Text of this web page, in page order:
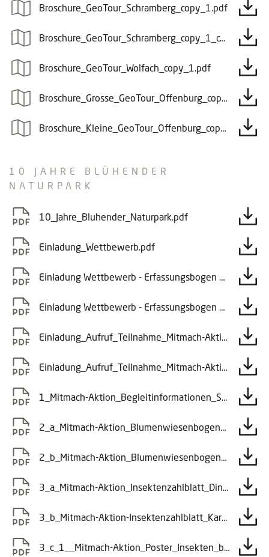
Broschure_GeoTour_Schramberg_copy_1.pdf
Broschure_GeoTour_Schramberg_copy_1_copy_1.pdf
Broschure_GeoTour_Wolfach_copy_1.pdf
Broschure_Grosse_GeoTour_Offenburg_copy_1.pdf
Broschure_Kleine_GeoTour_Offenburg_copy_1.pdf
10 JAHRE BLÜHENDER
NATURPARK
10_Jahre_Bluhender_Naturpark.pdf
Einladung_Wettbewerb.pdf
Einladung Wettbewerb - Erfassungsbogen Blumenwiese Teil 1
Einladung Wettbewerb - Erfassungsbogen Blumenwiese Teil 2
Einladung_Aufruf_Teilnahme_Mitmach-Aktion_2026_Schulen.pdf
Einladung_Aufruf_Teilnahme_Mitmach-Aktion_2026_Kindergarten.pdf
1_Mitmach-Aktion_Begleitinformationen_Schulen_und_Ki_ndergarten.pdf
2_a_Mitmach-Aktion_Blumenwiesenbogen_Kindergarte_n.pdf
2_b_Mitmach-Aktion_Blumenwiesenbogen_Schule.pdf
3_a_Mitmach-Aktion_Insektenzahlblatt_Din_A4_Kl_emmbrett.pdf
3_b_Mitmach-Aktion-Insektenzahlblatt_Kartchen.pd_f.pdf
3_c_1__Mitmach-Aktion_Poster_Insekten_beobachten_Anleitung_DINA4_Teil_1.pdf